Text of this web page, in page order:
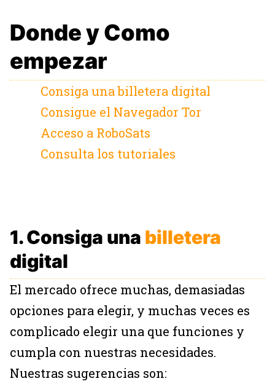
Donde y Como
empezar
Consiga una billetera digital
Consigue el Navegador Tor
Acceso a RoboSats
Consulta los tutoriales
1. Consiga una billetera
digital
El mercado ofrece muchas, demasiadas
opciones para elegir, y muchas veces es
complicado elegir una que funciones y
cumpla con nuestras necesidades.
Nuestras sugerencias son: